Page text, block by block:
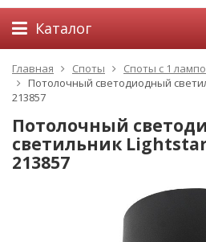
Каталог
Главная Споты
Споты с 1
Потолочный светодиодный
213857
Потолочный
светильник
213857